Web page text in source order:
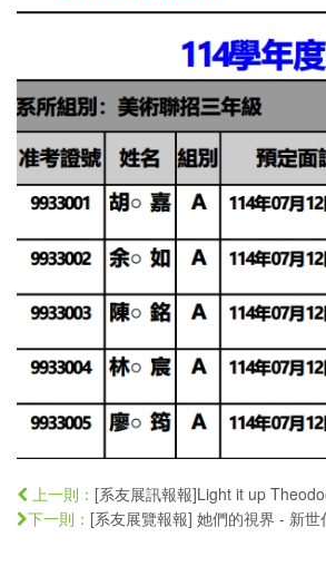
上一則： [系友展訊報報]Light it up
下一則： [系友展覽報報] 她們的視界 - 新世